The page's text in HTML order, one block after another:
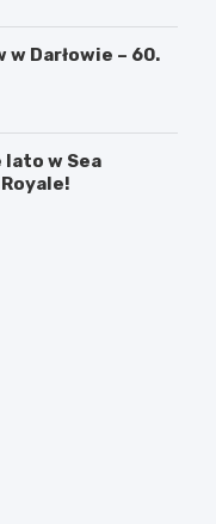
Darłowie – 60.
w Sea